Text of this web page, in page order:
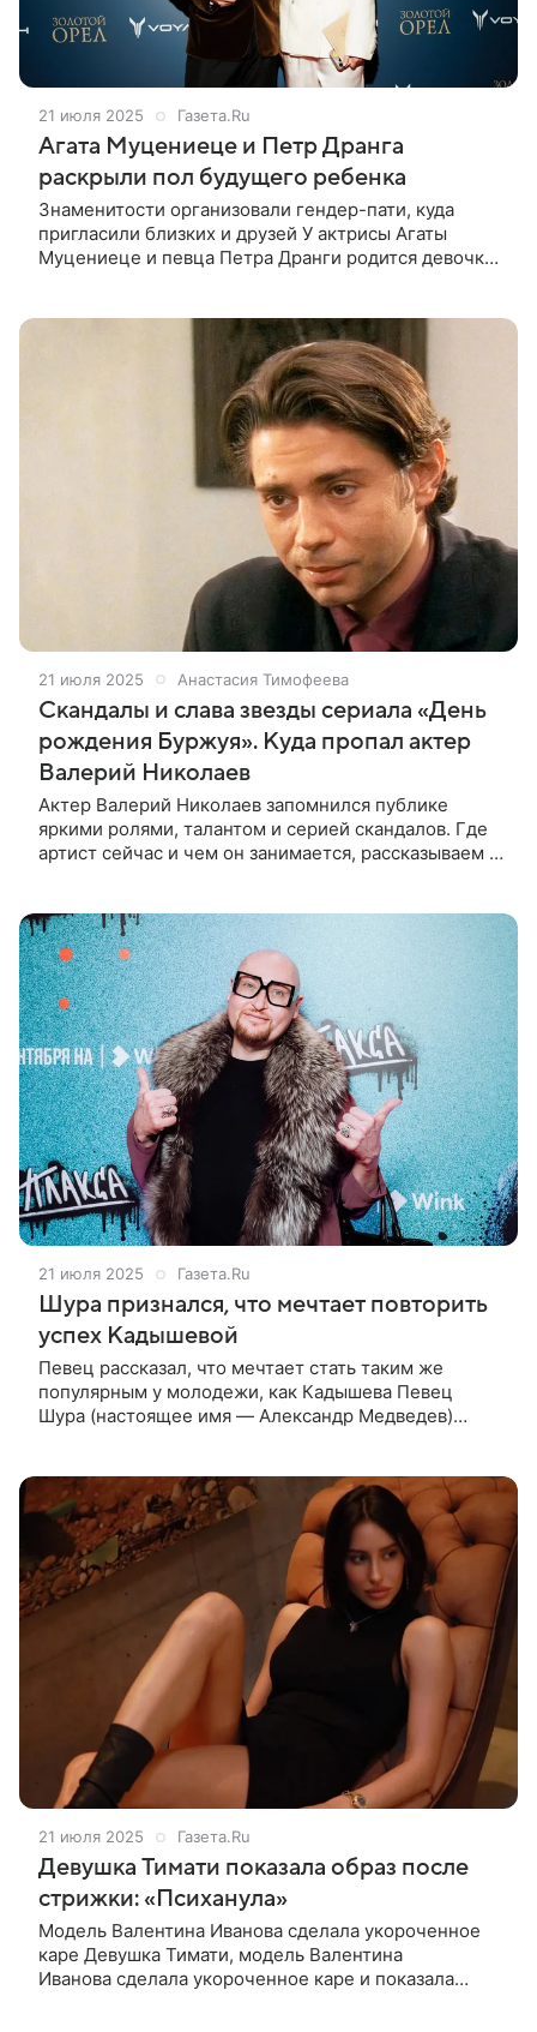
21 июля 2025 Газета.Ru
Агата Муцениеце и Петр Дранга
раскрыли пол будущего ребенка
Знаменитости организовали гендер-пати, куда
пригласили близких и друзей У актрисы Агаты
Муцениеце и певца Петра Дранги родится девочка.
21 июля 2025 Анастасия Тимофеева
Скандалы и слава звезды сериала «День
рождения Буржуя». Куда пропал актер
Валерий Николаев
Актер Валерий Николаев запомнился публике
яркими ролями, талантом и серией скандалов. Где
артист сейчас и чем он занимается, рассказываем в
21 июля 2025 Газета.Ru
Шура признался, что мечтает повторить
успех Кадышевой
Певец рассказал, что мечтает стать таким же
популярным у молодежи, как Кадышева Певец
Шура (настоящее имя — Александр Медведев)
21 июля 2025 Газета.Ru
Девушка Тимати показала образ после
стрижки: «Психанула»
Модель Валентина Иванова сделала укороченное
каре Девушка Тимати, модель Валентина
Иванова сделала укороченное каре и показала